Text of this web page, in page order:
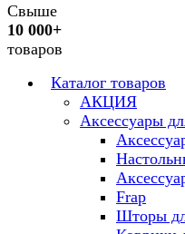
Свыше
10 000+
товаров
Каталог товаров
АКЦИЯ
Аксессуары
Frap
Шторы